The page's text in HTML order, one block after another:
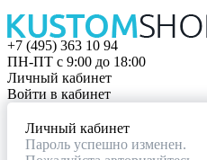
+7 (495) 363 10 94
ПН-ПТ с 9:00 до 18:00
Личный кабинет
Войти в кабинет
Личный кабинет
Пароль успешно изменен.